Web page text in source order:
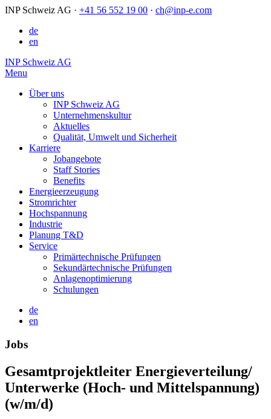
INP Schweiz AG · +41 56 552 19 00 · ch@inp-e.com
de
en
INP Schweiz AG
Menu
Über uns
INP Schweiz AG
Unternehmenskultur
Aktuelles
Qualität, Umwelt und Sicherheit
Karriere
Jobangebote
Staff Stories
Benefits
Energieerzeugung
Stromrichter
Hochspannung
Industrie
Planung T&D
Service
Primärtechnische Prüfungen
Sekundärtechnische Prüfungen
Anlagenoptimierung
Schulungen
de
en
Jobs
Gesamtprojektleiter Energieverteilung/
Unterwerke (Hoch- und Mittelspannung)
(w/m/d)